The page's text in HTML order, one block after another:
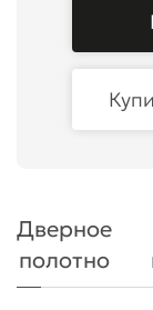
Дверное
полотно